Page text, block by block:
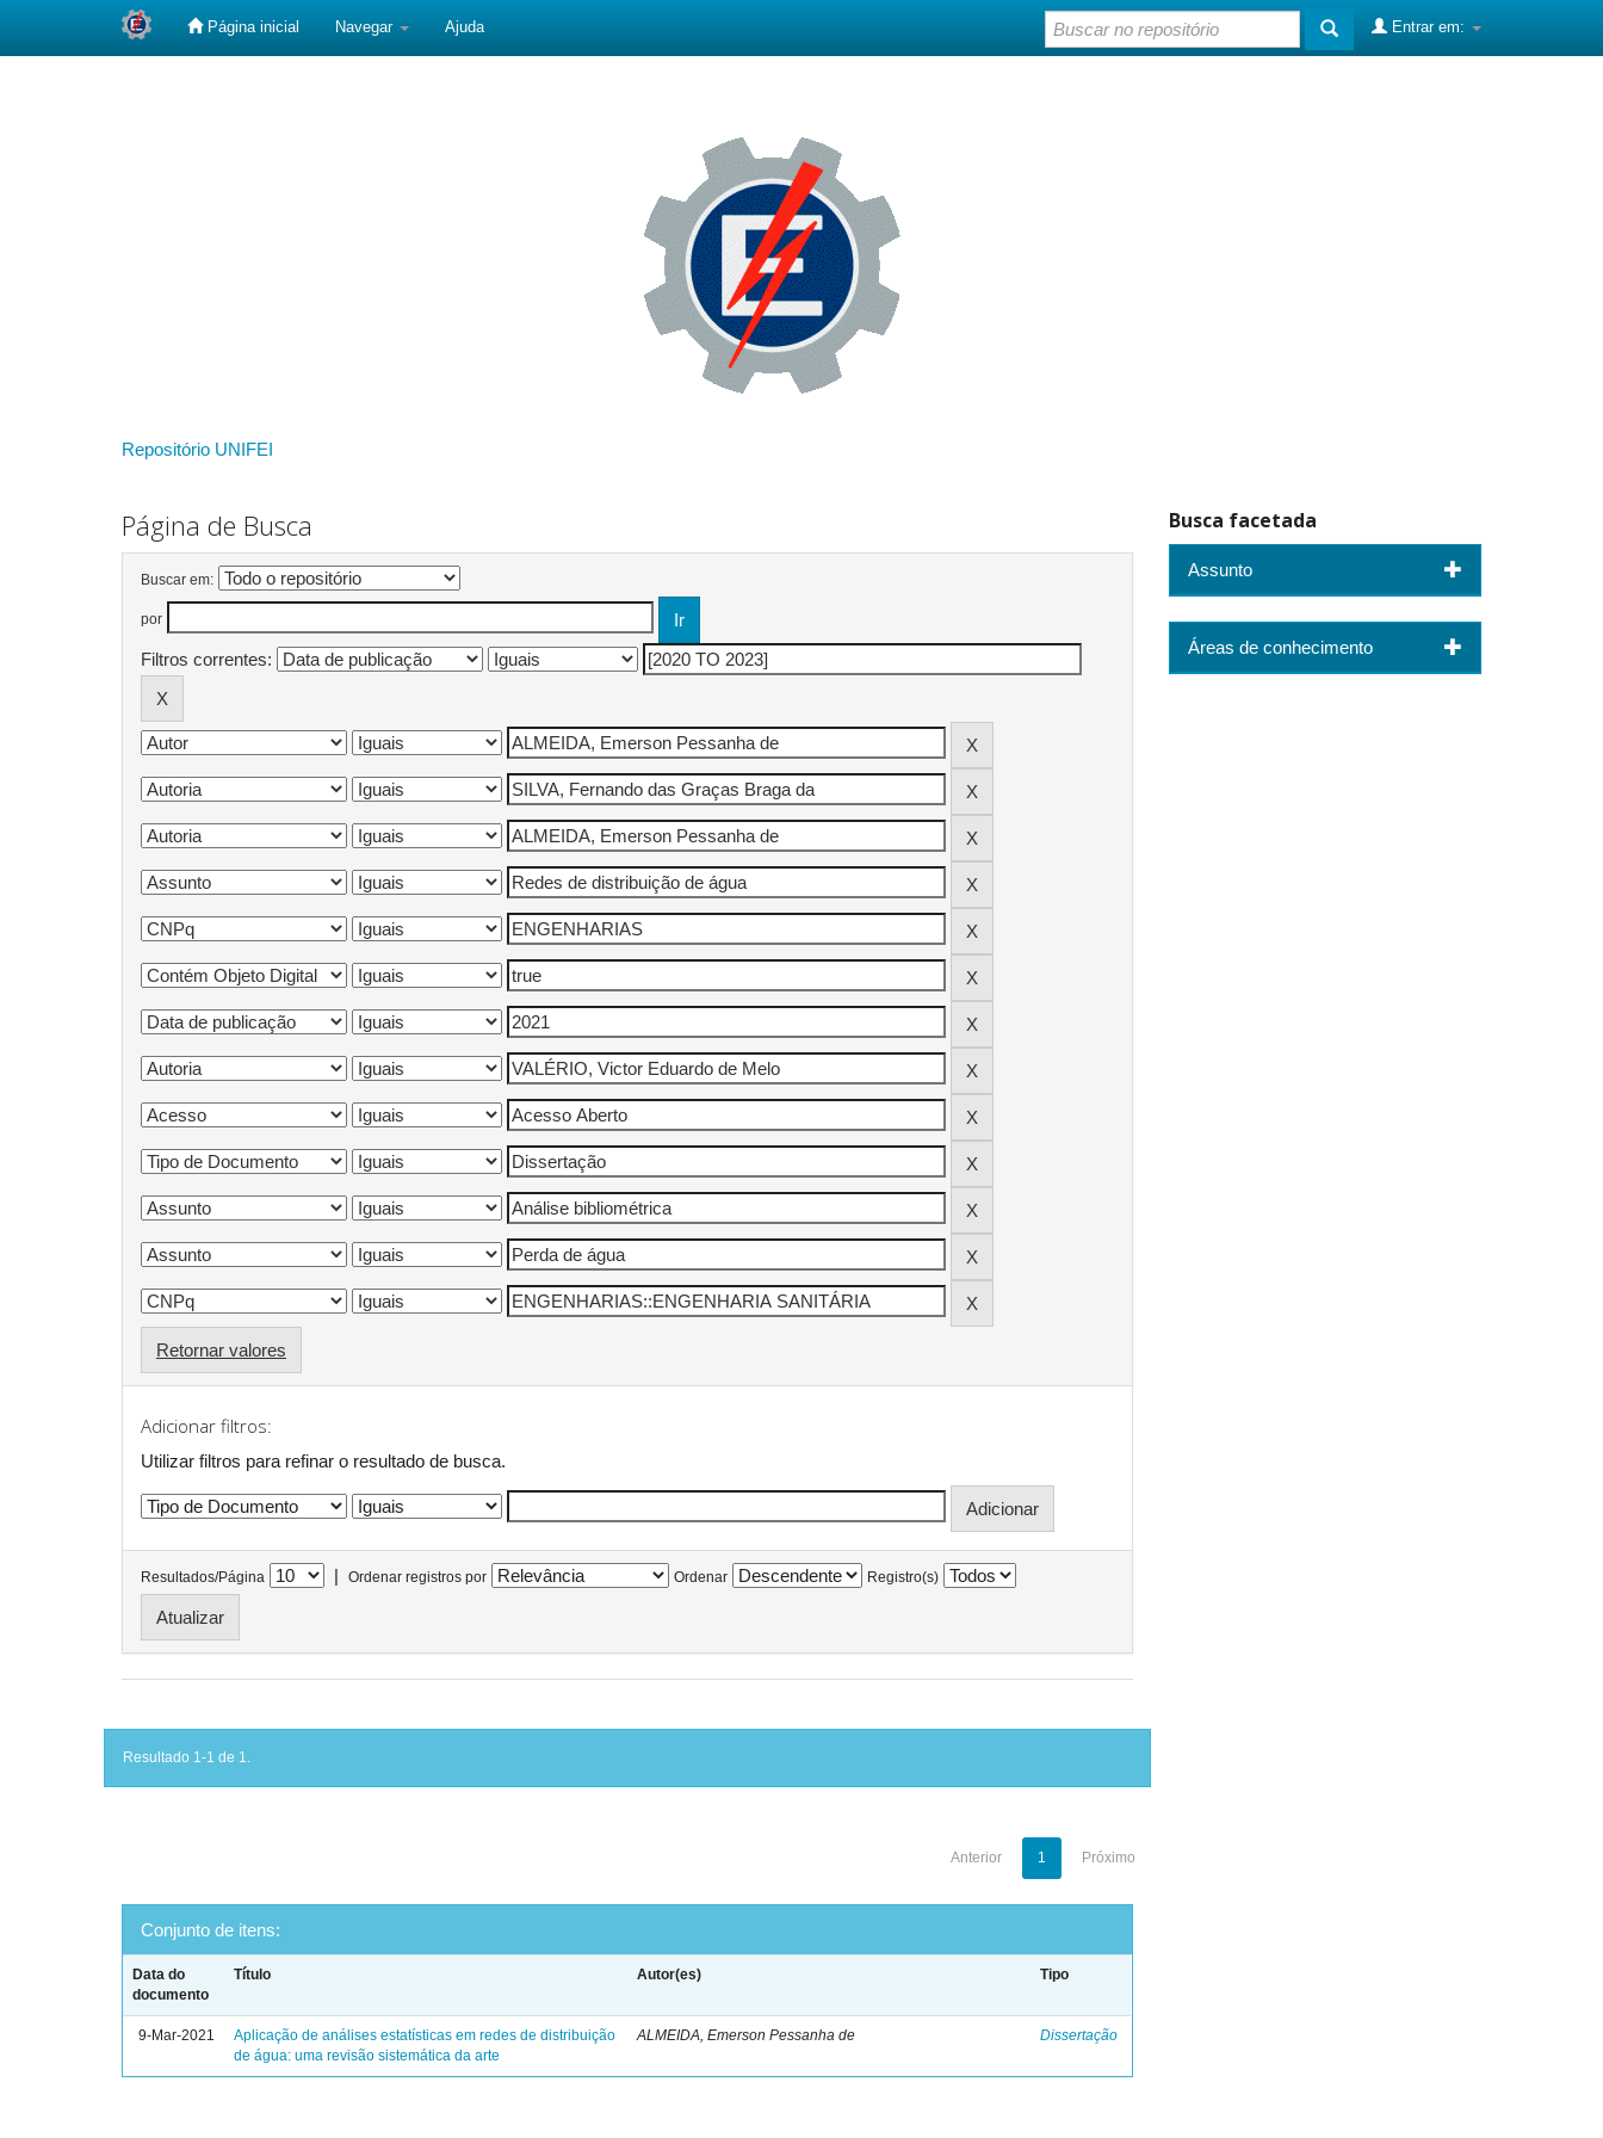
Página inicial Navegar Ajuda Entrar em:
Repositório UNIFEI
Página de Busca
Buscar em:
por
Filtros correntes:
Retornar valores
Adicionar filtros:
Utilizar filtros para refinar o resultado de busca.
Resultados/Página | Ordenar registros por Ordenar Registro(s)
Resultado 1-1 de 1.
Anterior 1 Próximo
Conjunto de itens:
Data do
documento
Título Autor(es) Tipo
9-Mar-2021
Aplicação de análises estatísticas em redes de distribuição
de água: uma revisão sistemática da arte
ALMEIDA, Emerson Pessanha de Dissertação
Busca facetada
Assunto
Áreas de conhecimento